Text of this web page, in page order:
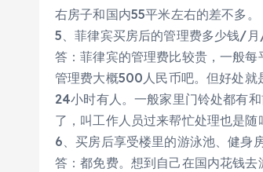
右房子和国内55平米左右的差不多。
5、菲律宾买房后的管理费多少钱/月
答：菲律宾的管理费比较贵，一般
管理费大概500人民币吧。但好处就
24小时有人。一般家里门铃处都有
了，叫工作人员过来帮忙处理也是随
6、买房后享受楼里的游泳池、健身
答：都免费。想到自己在国内花钱